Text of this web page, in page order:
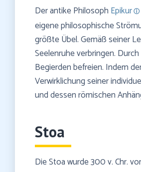
Der antike Philosoph Epikur
eigene philosophische
größte Übel. Gemäß seiner
Seelenruhe verbringen.
Begierden befreien. Indem
Verwirklichung seiner
und dessen römischen
Stoa
Die Stoa wurde 300 v. Chr.